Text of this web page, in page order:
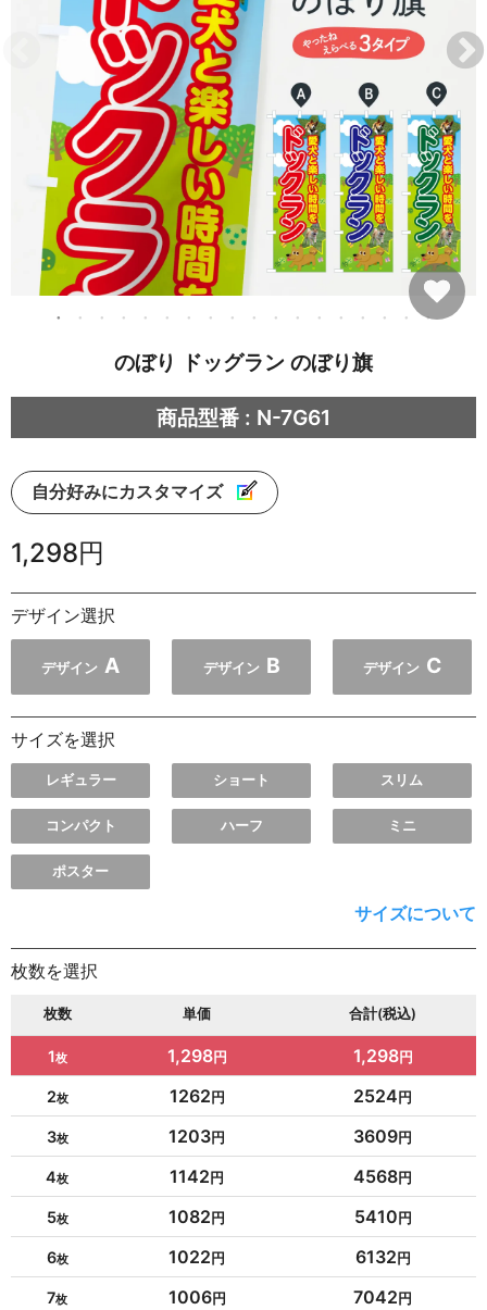
のぼり ドッグラン のぼり旗
商品型番 : N-7G61
自分好みにカスタマイズ
1,298円
デザイン選択
デザイン A デザイン B デザイン C
サイズを選択
レギュラー ショート スリム
コンパクト ハーフ ミニ
ポスター
サイズについて
枚数を選択
枚数 単価 合計(税込)
1 1,298 1,298
2 1262 2524
3 1203 3609
4 1142 4568
5 1082 5410
6 1022 6132
7 1006 7042